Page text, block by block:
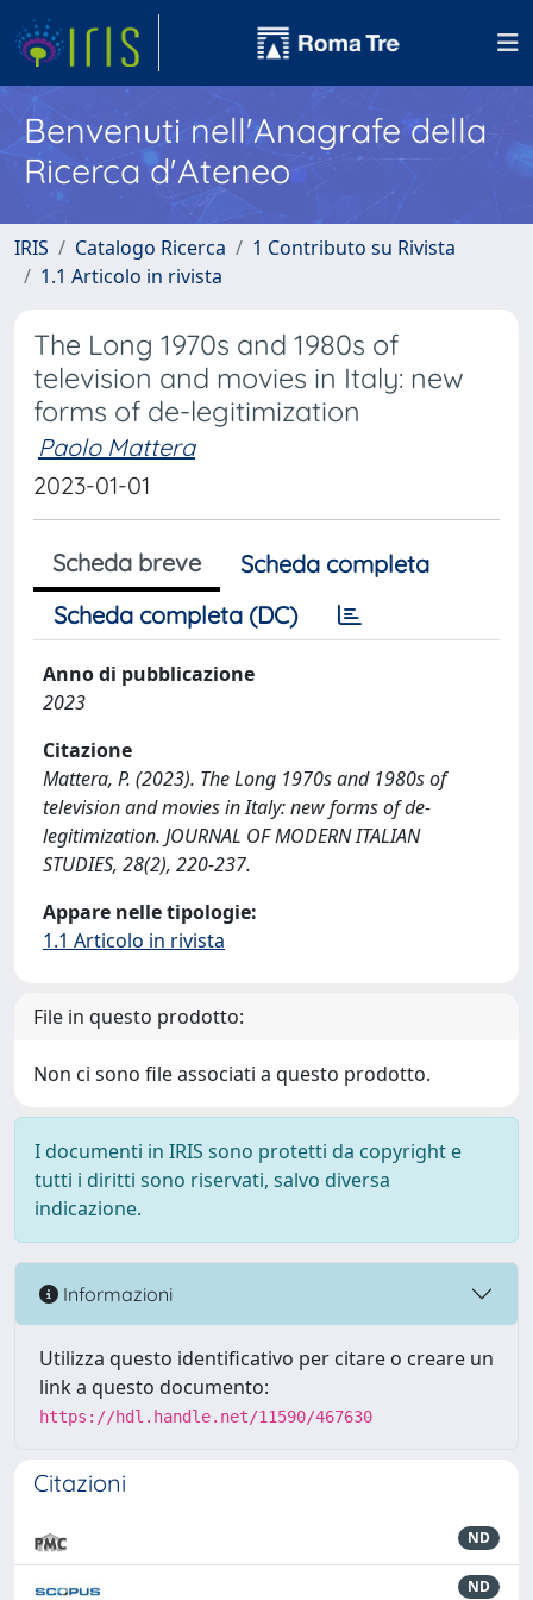
Benvenuti nell'Anagrafe della
Ricerca d'Ateneo
IRIS Catalogo Ricerca
1 Contributo su Rivista
1.1 Articolo in rivista
The Long 1970s and 1980s of
television and movies in Italy: new
forms of de-legitimization
Paolo Mattera
2023-01-01
Scheda breve
Scheda completa
Scheda completa (DC)
Anno di pubblicazione
2023
Citazione
Mattera, P. (2023). The Long 1970s and 1980s of
television and movies in Italy: new forms of de-
legitimization. JOURNAL OF MODERN ITALIAN
STUDIES, 28(2), 220-237.
Appare nelle tipologie:
1.1 Articolo in rivista
File in questo prodotto:
Non ci sono file associati a questo prodotto.
I documenti in IRIS sono protetti da copyright e
tutti i diritti sono riservati, salvo diversa
indicazione.
Informazioni
Utilizza questo identificativo per citare o creare un
link a questo documento:
https://hdl.handle.net/11590/467630
Citazioni
ND
ND